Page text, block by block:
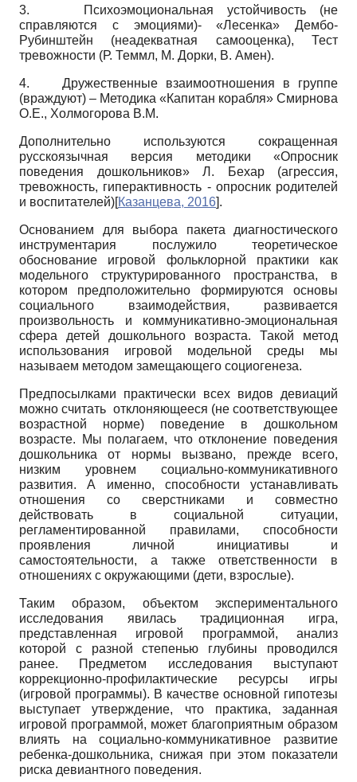
3.
Психоэмоциональная устойчивость (не
справляются с эмоциями)- «Лесенка» Дембо-
Рубинштейн (неадекватная самооценка), Тест
тревожности (Р. Теммл, М. Дорки, В. Амен).
4. Дружественные взаимоотношения в группе
(враждуют) – Методика «Капитан корабля» Смирнова
О.Е., Холмогорова В.М.
Дополнительно используются сокращенная
русскоязычная версия методики «Опросник
поведения дошкольников» Л. Бехар (агрессия,
тревожность, гиперактивность - опросник родителей
и воспитателей)[Казанцева, 2016].
Основанием для выбора пакета диагностического
инструментария послужило теоретическое
обоснование игровой фольклорной практики как
модельного структурированного пространства, в
котором предположительно формируются основы
социального взаимодействия, развивается
произвольность и коммуникативно-эмоциональная
сфера детей дошкольного возраста. Такой метод
использования игровой модельной среды мы
называем методом замещающего социогенеза.
Предпосылками практически всех видов девиаций
можно считать отклоняющееся (не соответствующее
возрастной норме) поведение в дошкольном
возрасте. Мы полагаем, что отклонение поведения
дошкольника от нормы вызвано, прежде всего,
низким уровнем социально-коммуникативного
развития. А именно, способности устанавливать
отношения со сверстниками и совместно
действовать в социальной ситуации,
регламентированной правилами, способности
проявления личной инициативы и
самостоятельности, а также ответственности в
отношениях с окружающими (дети, взрослые).
Таким образом, объектом экспериментального
исследования явилась традиционная игра,
представленная игровой программой, анализ
которой с разной степенью глубины проводился
ранее. Предметом исследования выступают
коррекционно-профилактические ресурсы игры
(игровой программы). В качестве основной гипотезы
выступает утверждение, что практика, заданная
игровой программой, может благоприятным образом
влиять на социально-коммуникативное развитие
ребенка-дошкольника, снижая при этом показатели
риска девиантного поведения.